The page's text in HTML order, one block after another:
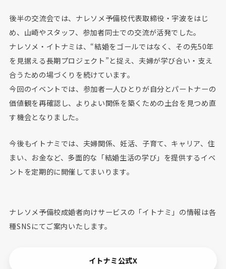
後半の交流会では、ナレソメ予備校代表取締役・宇波をはじ
め、山崎やスタッフ、参加者同士での交流が活発でした。
ナレソメ・イトナミは、“結婚をゴールではなく、その先50年
を見据える長期プロジェクト”と捉え、夫婦が学び合い・支え
合うための場づくりを続けています。
今回のイベントでは、参加者一人ひとりが自分とパートナーの
価値観を再確認し、よりよい関係を築くための土台を見つめ直
す機会となりました。
今後もイトナミでは、夫婦関係、妊活、子育て、キャリア、住
まい、お金など、多面的な「結婚生活の学び」を提供するイベ
ントを定期的に開催してまいります。
ナレソメ予備校成婚者向けサービスの「イトナミ」の情報は各
種SNSにてご案内いたします。
イトナミ公式X